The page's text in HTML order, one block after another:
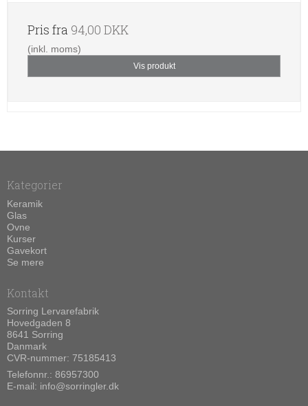
Pris fra 94,00 DKK
(inkl. moms)
Vis produkt
Kategorier
Keramik
Glas
Ovne
Kurser
Gavekort
Se mere
Kontakt
Sorring Lervarefabrik
Hovedgaden 8
8641 Sorring
Danmark
CVR-nummer: 75185413
Telefonnr.: 86957300
E-mail: info@sorringler.dk